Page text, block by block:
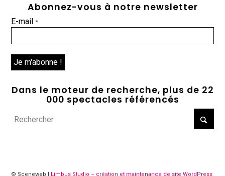
Abonnez-vous à notre newsletter
E-mail*
Dans le moteur de recherche, plus de 22
000 spectacles référencés
© Sceneweb | Limbus Studio – création et maintenance de site WordPress